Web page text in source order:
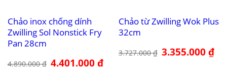
Chảo inox chống dính
Zwilling Sol Nonstick Fry
Pan 28cm
4.890.000₫ Giá
4.401.000₫Giá
Chảo từ Zwilling Wok Plus
32cm
3.727.000₫ Giá
gốc
3.355.000₫Giá